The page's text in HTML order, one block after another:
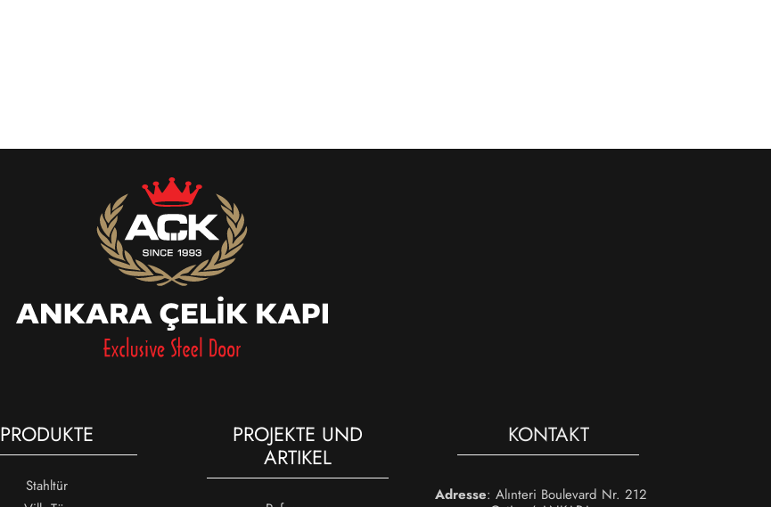
PRODUKTE
Stahltür
PROJEKTE UND
ARTIKEL
KONTAKT
Adresse: Alınteri Boulevard Nr. 212